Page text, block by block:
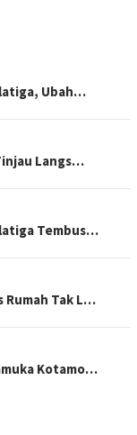
Ubah…
Langs…
Tembus…
Rumah Tak L…
Kotamo…